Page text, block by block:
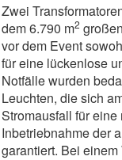
Zwei
dem 6.790 m2
vor dem Event
für eine lückenlose
Notfälle wurden
Leuchten, die sich
Stromausfall für
Inbetriebnahme der
garantiert. Bei